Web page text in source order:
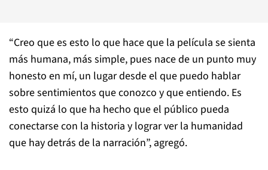
“Creo que es esto lo que hace que la película se sienta
más humana, más simple, pues nace de un punto muy
honesto en mí, un lugar desde el que puedo hablar
sobre sentimientos que conozco y que entiendo. Es
esto quizá lo que ha hecho que el público pueda
conectarse con la historia y lograr ver la humanidad
que hay detrás de la narración”, agregó.